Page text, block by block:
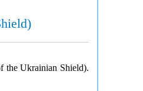
the Ukrainian Shield).